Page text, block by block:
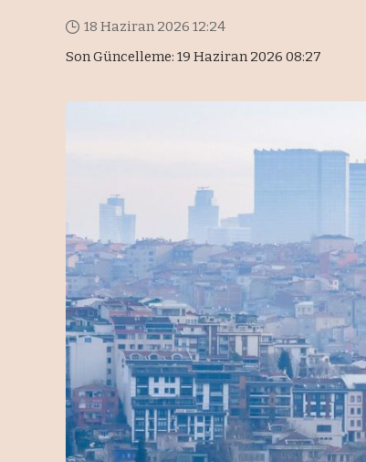
Son Güncelleme: 19 Haziran 2026 08:27
18 Haziran 2026 12:24